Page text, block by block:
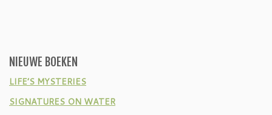
NIEUWE BOEKEN
LIFE’S MYSTERIES
SIGNATURES ON WATER